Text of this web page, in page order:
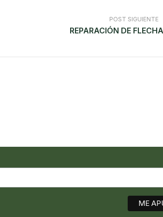
POST SIGUIENTE
REPARACIÓN DE